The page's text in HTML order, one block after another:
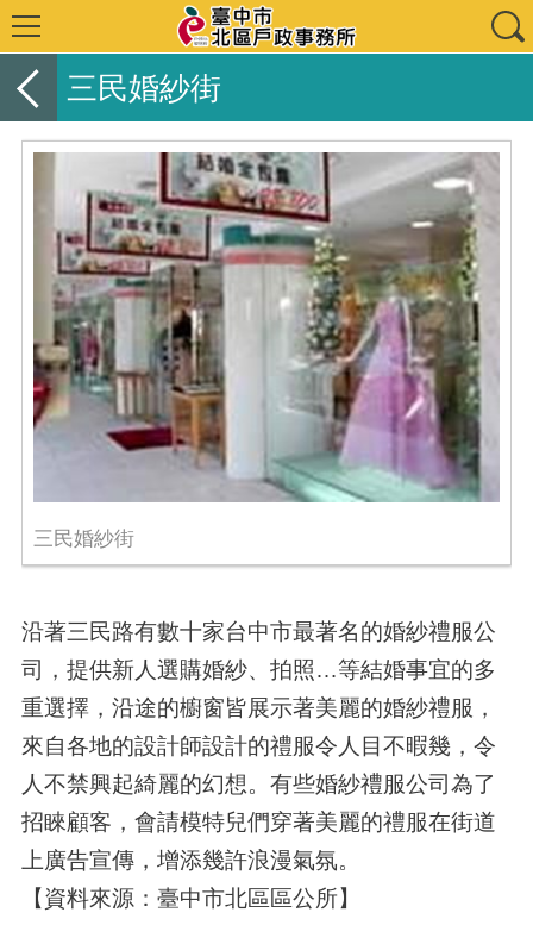
三民婚紗街
三民婚紗街
沿著三民路有數十家台中市最著名的婚紗禮服公
司，提供新人選購婚紗、拍照…等結婚事宜的多
重選擇，沿途的櫥窗皆展示著美麗的婚紗禮服，
來自各地的設計師設計的禮服令人目不暇幾，令
人不禁興起綺麗的幻想。有些婚紗禮服公司為了
招睞顧客，會請模特兒們穿著美麗的禮服在街道
上廣告宣傳，增添幾許浪漫氣氛。
【資料來源：臺中市北區區公所】